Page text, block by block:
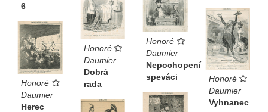
6
Honoré
Daumier
Nepochopení
speváci
Honoré
Daumier
Dobrá
rada
Honoré
Daumier
Vyhnanec
Honoré
Daumier
Herec